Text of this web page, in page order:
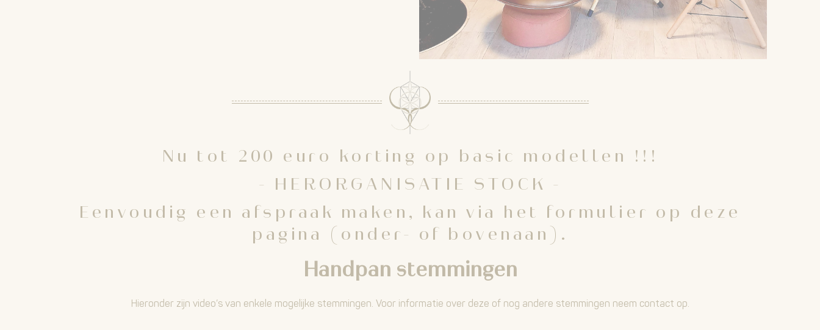
Nu tot 200 euro korting op basic modellen !!!
- HERORGANISATIE STOCK -
Eenvoudig een afspraak maken, kan via het formulier op deze
pagina (onder- of bovenaan).
Handpan stemmingen
Hieronder zijn video’s van enkele mogelijke stemmingen. Voor informatie over deze of nog andere stemmingen neem contact op.